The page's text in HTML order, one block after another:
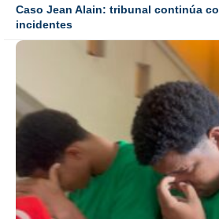
Caso Jean Alain: tribunal continúa
incidentes